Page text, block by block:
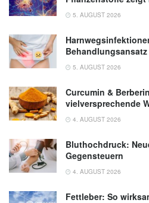
5. AUGUST 2026
5. AUGUST 2026
Curcumin &
vielversprechende
4. AUGUST 2026
Bluthochdruck:
Gegensteuern
4. AUGUST 2026
Fettleber: So